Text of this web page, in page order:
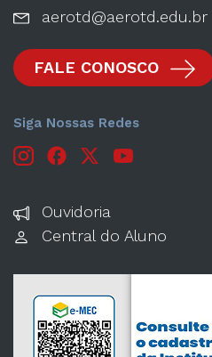
aerotd@aerotd.edu.br
FALE CONOSCO
Siga Nossas Redes
Ouvidoria
Central do Aluno